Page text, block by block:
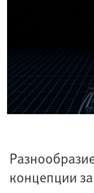
концепции